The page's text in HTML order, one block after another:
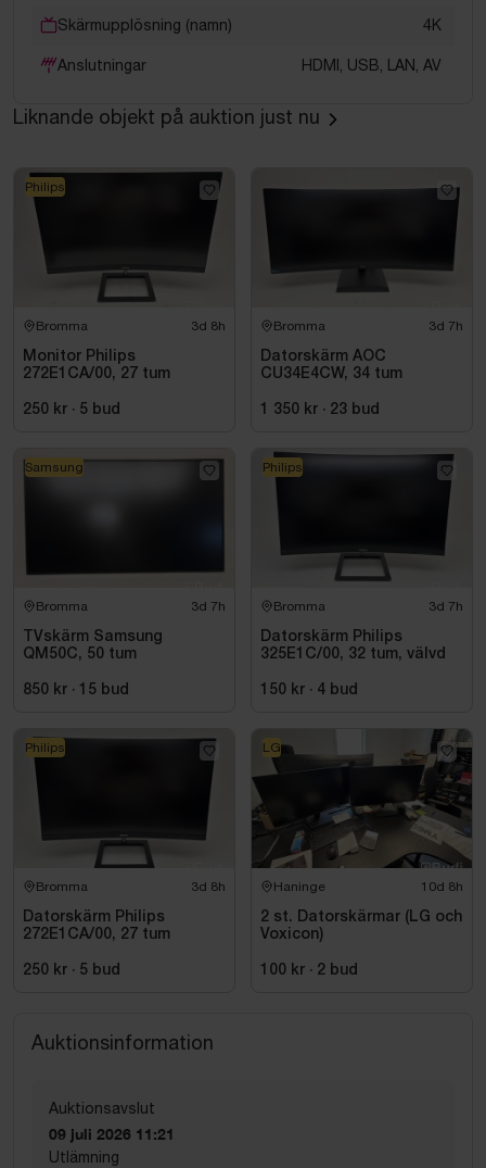
Skärmupplösning (namn) 4K
Anslutningar HDMI, USB, LAN, AV
Liknande objekt på auktion just nu
Bromma 3d 8h
Monitor Philips
272E1CA/00, 27 tum
250 kr · 5 bud
Philips
Bromma 3d 7h
Datorskärm AOC
CU34E4CW, 34 tum
1 350 kr · 23 bud
Bromma 3d 7h
TVskärm Samsung
QM50C, 50 tum
850 kr · 15 bud
Samsung
Bromma 3d 7h
Datorskärm Philips
325E1C/00, 32 tum, välvd
150 kr · 4 bud
Philips
Bromma 3d 8h
Datorskärm Philips
272E1CA/00, 27 tum
250 kr · 5 bud
Philips
Haninge 10d 8h
2 st. Datorskärmar (LG och
Voxicon)
100 kr · 2 bud
LG
Auktionsinformation
Auktionsavslut
09 juli 2026 11:21
Utlämning